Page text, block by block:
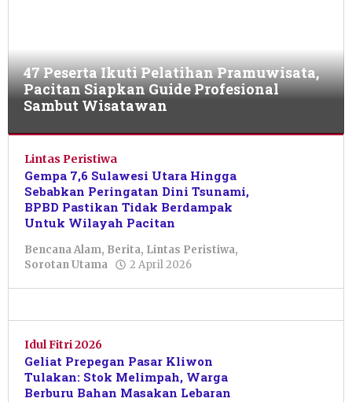
47 Peserta Ikuti Pelatihan Pramuwisata,
Pacitan Siapkan Guide Profesional
Sambut Wisatawan
Jelajah
Wisata,
Sorotan
Utama
Juni
2026
Nur
Lintas Peristiwa
Gempa 7,6 Sulawesi Utara Hingga
Sebabkan Peringatan Dini Tsunami,
BPBD Pastikan Tidak Berdampak
Untuk Wilayah Pacitan
Bencana Alam, Berita, Lintas Peristiwa,
Sorotan Utama
2 April 2026
Primanto
Idul Fitri 2026
Geliat Prepegan Pasar Kliwon
Tulakan: Stok Melimpah, Warga
Berburu Bahan Masakan Lebaran